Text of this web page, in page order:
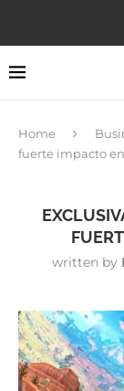
Home
fuerte impacto
written by